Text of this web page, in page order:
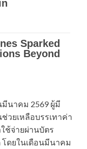
นาคม 2569 ผู้มี
วยเหลือบรรเทาค่า
ช้จ่ายผ่านบัตร
ดยในเดือนมีนาคม